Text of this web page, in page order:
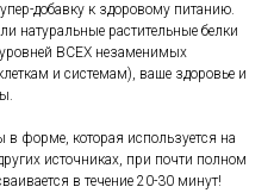
добавку к здоровому питанию.
натуральные растительные белки
ВСЕХ незаменимых
и системам), ваше здоровье и
форме, которая используется на
источниках, при почти полном
в течение 20-30 минут!